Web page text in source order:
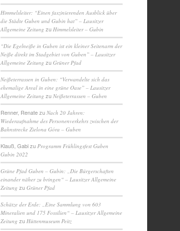
Himmelsleiter: “Einen faszinierenden Ausblick über
die Städte Guben und Gubin hat” – Lausitzer
Allgemeine Zeitung zu Himmelsleiter – Gubin
“Die Egelneiße in Guben ist ein kleiner Seitenarm der
Neiße direkt im Stadgebiet von Guben” – Lausitzer
Allgemeine Zeitung zuGrüner Pfad
Neißeterrassen in Guben: “Verwandelte sich das
ehemalige Areal in eine grüne Oase” – Lausitzer
Allgemeine Zeitung zuNeißeterrassen – Guben
Renner, RenatezuNach 20 Jahren:
Wiederaufnahme des Personenverkehrs zwischen der
Bahnstrecke Zielona Góra – Guben
Klauß, Gabizu Programm Frühlingsfest Guben
Gubin 2022
Grüne Pfad Guben – Gubin: „Die Bürgerschaften
einander näher zu bringen“ – Lausitzer Allgemeine
Zeitung zuGrüner Pfad
Schätze der Erde: „Eine Sammlung von 603
Mineralien und 175 Fossilien“ – Lausitzer Allgemeine
Zeitung zu Hüttenmuseum Peitz